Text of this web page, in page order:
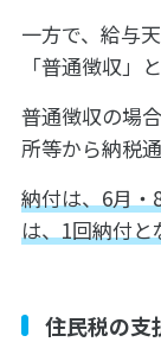
一方で、給与
「普通徴収」
普通徴収の場
所等から納税
納付は、6月・
は、1回納付と
住民税の支